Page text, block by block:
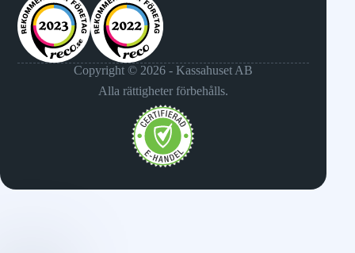
Copyright © 2026 - Kassahuset AB
Alla rättigheter förbehålls.